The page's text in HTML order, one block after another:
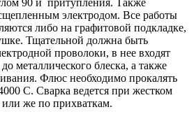
электродом. Все работы
либо на графитовой подкладке,
Тщательной должна быть
проволоки, в нее входят
металлического блеска, а также
Флюс необходимо прокалять
С. Сварка ведется при жестком
или же по прихваткам.